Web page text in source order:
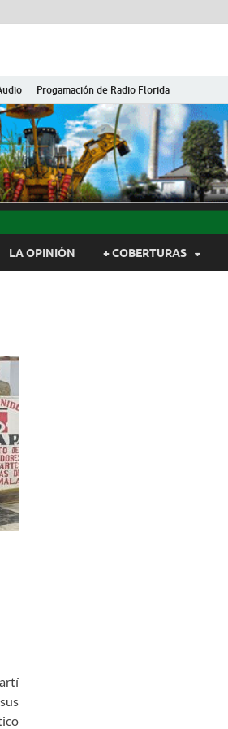
Progamación de Radio Florida
de Cuba
Camagüey, Cuba
LA OPINIÓN + COBERTURAS